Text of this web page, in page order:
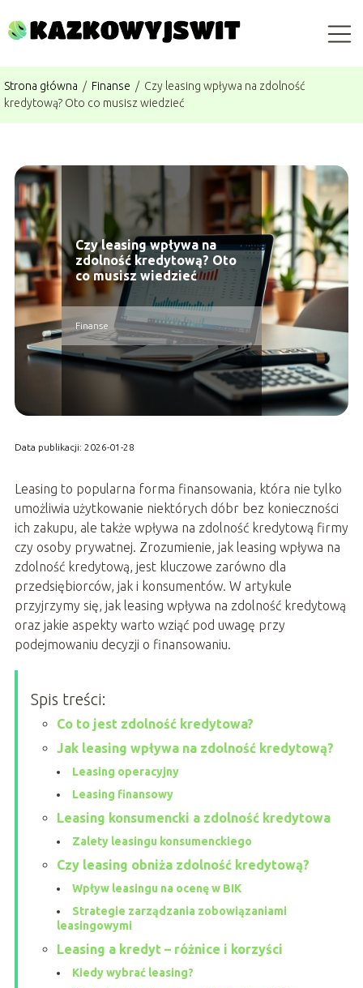
Strona główna / Finanse / Czy leasing wpływa na zdolność
kredytową? Oto co musisz wiedzieć
Czy leasing wpływa na
zdolność kredytową? Oto
co musisz wiedzieć
Finanse
Data publikacji: 2026-01-28
Leasing to popularna forma finansowania, która nie tylko
umożliwia użytkowanie niektórych dóbr bez konieczności
ich zakupu, ale także wpływa na zdolność kredytową firmy
czy osoby prywatnej. Zrozumienie, jak leasing wpływa na
zdolność kredytową, jest kluczowe zarówno dla
przedsiębiorców, jak i konsumentów. W artykule
przyjrzymy się, jak leasing wpływa na zdolność kredytową
oraz jakie aspekty warto wziąć pod uwagę przy
podejmowaniu decyzji o finansowaniu.
Spis treści:
Co to jest zdolność kredytowa?
Jak leasing wpływa na zdolność kredytową?
Leasing operacyjny
Leasing finansowy
Leasing konsumencki a zdolność kredytowa
Zalety leasingu konsumenckiego
Czy leasing obniża zdolność kredytową?
Wpływ leasingu na ocenę w BIK
Strategie zarządzania zobowiązaniami
leasingowymi
Leasing a kredyt – różnice i korzyści
Kiedy wybrać leasing?